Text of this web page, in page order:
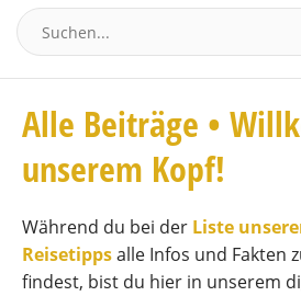
Alle Beiträge •
unserem Kopf!
Während du bei der Liste
Reisetippsalle Infos und Fakten
findest, bist du hier in unserem